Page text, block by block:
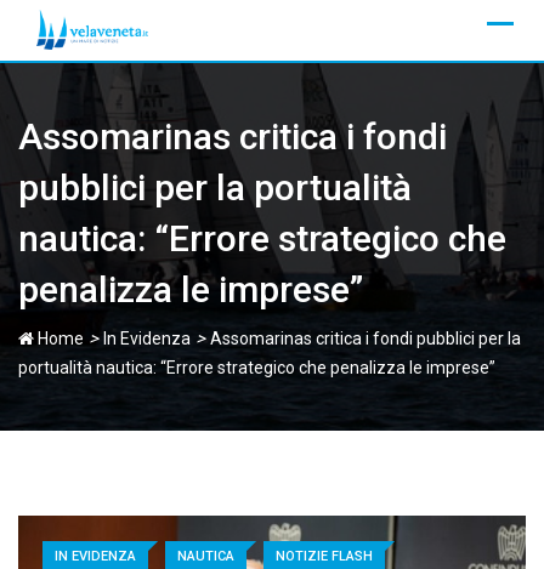
content
Assomarinas critica i fondi
pubblici per la portualità
nautica: “Errore strategico che
penalizza le imprese”
Home > In Evidenza >Assomarinas critica i fondi pubblici per la
portualità nautica: “Errore strategico che penalizza le imprese”
IN EVIDENZA NAUTICA NOTIZIE FLASH